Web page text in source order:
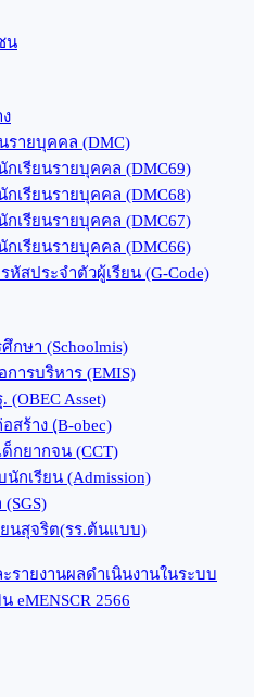
น
รายบุคคล (DMC)
กเรียนรายบุคคล (DMC69)
กเรียนรายบุคคล (DMC68)
กเรียนรายบุคคล (DMC67)
กเรียนรายบุคคล (DMC66)
หัสประจำตัวผู้เรียน (G-Code)
กษา (Schoolmis)
การบริหาร (EMIS)
Asset)
สร้าง (ฺB-obec)
กยากจน (CCT)
กเรียน (Admission)
ยนสุจริต(รร.ต้นแบบ)
รายงานผลดำเนินงานในระบบ
eMENSCR 2566